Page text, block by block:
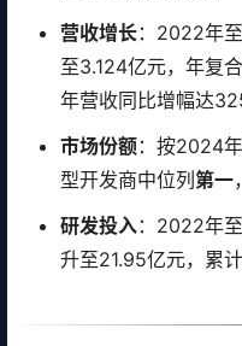
营收增长：2022年
至3.124亿元，年复
年营收同比增幅达
市场份额：按2024
型开发商中位列第一
研发投入：2022年
升至21.95亿元，累